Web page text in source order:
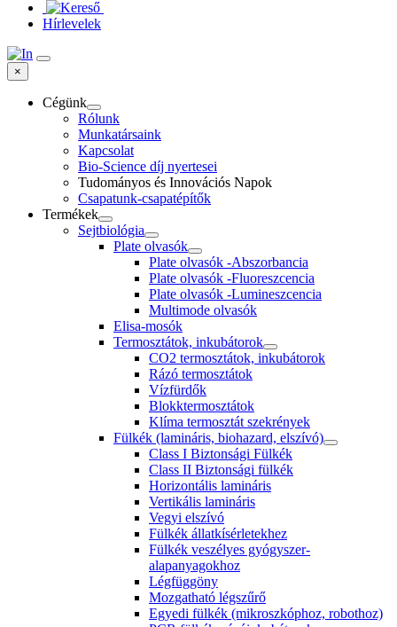
Hírlevelek
×
Cégünk
Rólunk
Munkatársaink
Kapcsolat
Bio-Science díj nyertesei
Tudományos és Innovációs Napok
Csapatunk-csapatépítők
Termékek
Sejtbiológia
Plate olvasók
Plate olvasók -Abszorbancia
Plate olvasók -Fluoreszcencia
Plate olvasók -Lumineszcencia
Multimode olvasók
Elisa-mosók
Termosztátok, inkubátorok
CO2 termosztátok, inkubátorok
Rázó termosztátok
Vízfürdők
Blokktermosztátok
Klíma termosztát szekrények
Fülkék (lamináris, biohazard, elszívó)
Class I Biztonsági Fülkék
Class II Biztonsági fülkék
Horizontális lamináris
Vertikális lamináris
Vegyi elszívó
Fülkék állatkísérletekhez
Fülkék veszélyes gyógyszer-
alapanyagokhoz
Légfüggöny
Mozgatható légszűrő
Egyedi fülkék (mikroszkóphoz, robothoz)